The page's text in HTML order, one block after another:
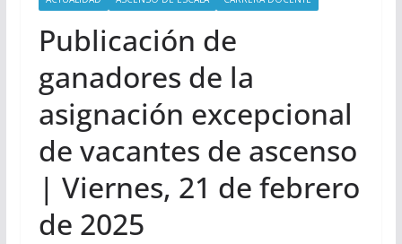
Publicación de
ganadores de la
asignación excepcional
de vacantes de ascenso
| Viernes, 21 de febrero
de 2025